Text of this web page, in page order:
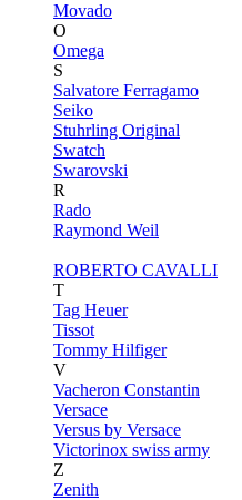
Movado
O
Omega
S
Salvatore Ferragamo
Seiko
Stuhrling Original
Swatch
Swarovski
R
Rado
Raymond Weil
ROBERTO CAVALLI
T
Tag Heuer
Tissot
Tommy Hilfiger
V
Vacheron Constantin
Versace
Versus by Versace
Victorinox swiss army
Z
Zenith